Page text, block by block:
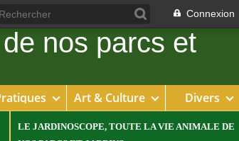
Connexion
Art & Culture Divers
LE JARDINOSCOPE, TOUTE LA VIE ANIMALE DE